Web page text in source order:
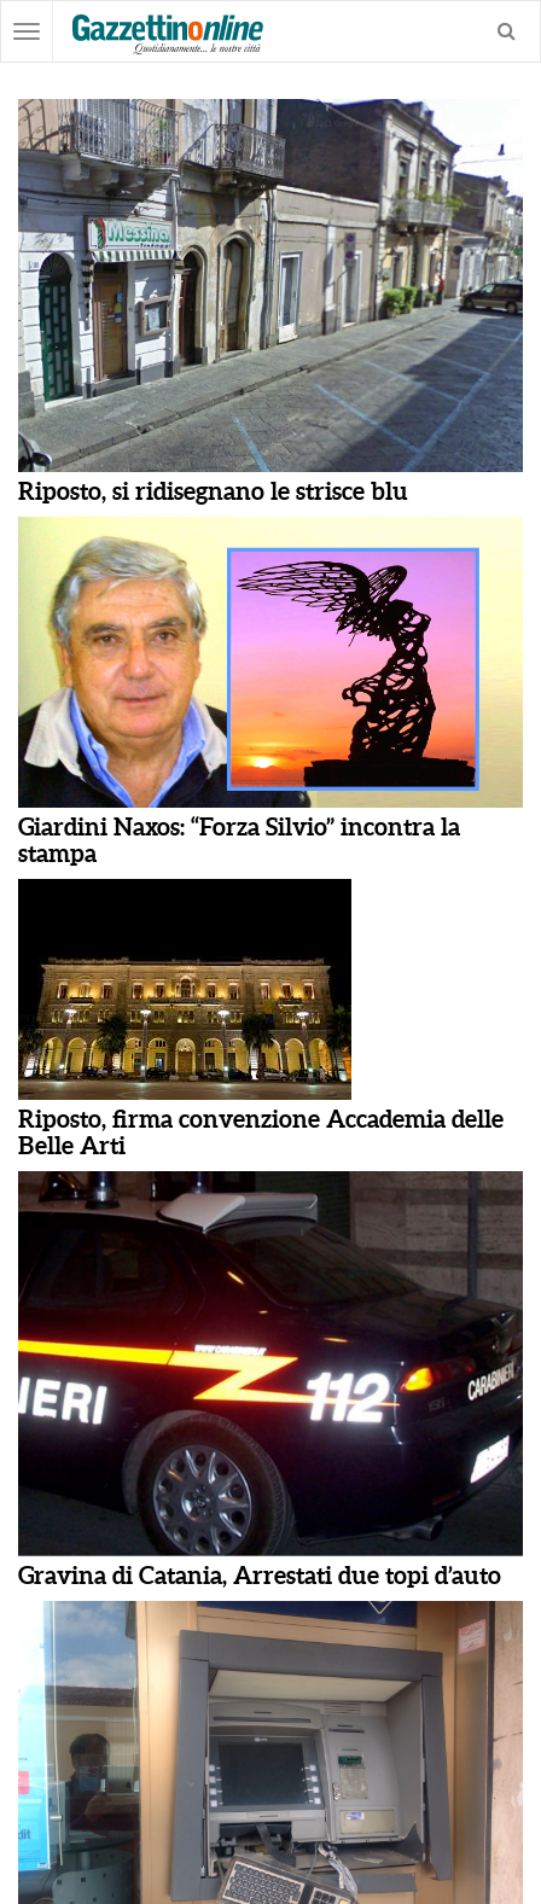
Riposto, si ridisegnano le strisce blu
Giardini Naxos: “Forza Silvio” incontra la
stampa
Riposto, firma convenzione Accademia delle
Belle Arti
Gravina di Catania, Arrestati due topi d’auto